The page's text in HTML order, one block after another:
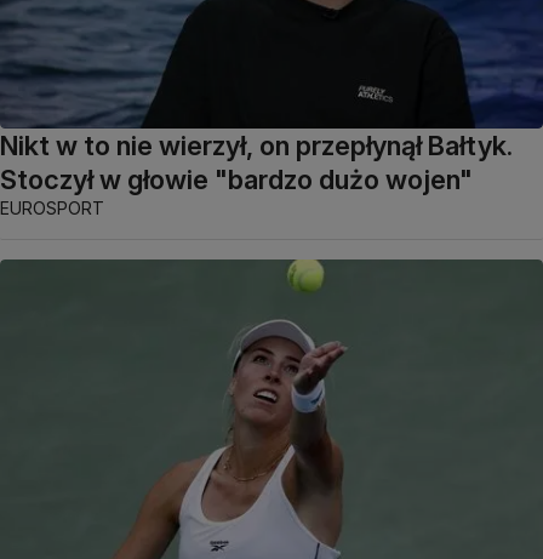
Nikt w to nie wierzył, on przepłynął Bałtyk.
Stoczył w głowie "bardzo dużo wojen"
EUROSPORT